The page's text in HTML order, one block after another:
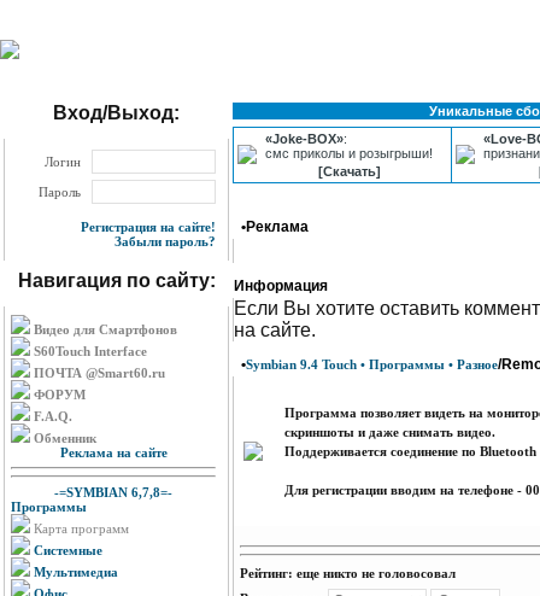
Вход/Выход:
Логин
Пароль
Регистрация на сайте!
Забыли пароль?
Навигация по сайту:
Видео для Смартфонов
S60Touch Interface
ПОЧТА @Smart60.ru
ФОРУМ
F.A.Q.
Обменник
Реклама на сайте
-=SYMBIAN 6,7,8=-
Программы
Карта программ
Системные
Мультимедиа
Офис
Уникальные
«Joke-BOX»:
смс приколы и розыгрыши!
[Скачать]
«Love-
•Реклама
Информация
Eсли Вы хотите оставить
на сайте.
•Symbian 9.4 Touch • Программы • Разное/
Программа позволяет видеть на
скриншоты и даже снимать видео.
Поддерживается соединение по Bluetooth
Для регистрации вводим на телефоне -
Рейтинг: еще никто не головосовал